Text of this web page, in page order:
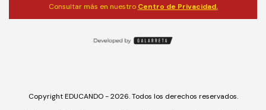
Consultar más en nuestro Centro de Privacidad.
Copyright EDUCANDO - 2026. Todos los derechos reservados.